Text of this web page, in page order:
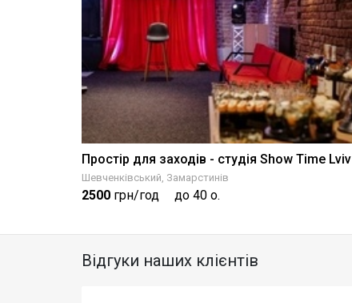
Простір для заходів - студія Show Time Lviv
Шевченківський, Замарстинів
2500 грн/год до 40 о.
Відгуки наших клієнтів